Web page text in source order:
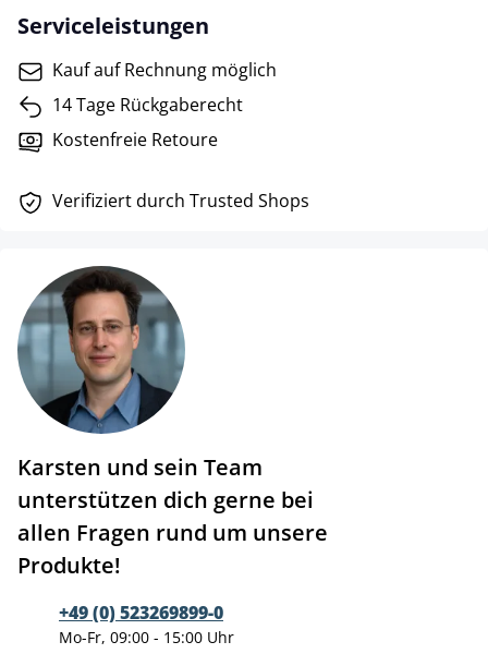
Serviceleistungen
Kauf auf Rechnung möglich
14 Tage Rückgaberecht
Kostenfreie Retoure
Verifiziert durch Trusted Shops
Karsten und sein Team
unterstützen dich gerne bei
allen Fragen rund um unsere
Produkte!
+49 (0) 523269899-0
Mo-Fr, 09:00 - 15:00 Uhr